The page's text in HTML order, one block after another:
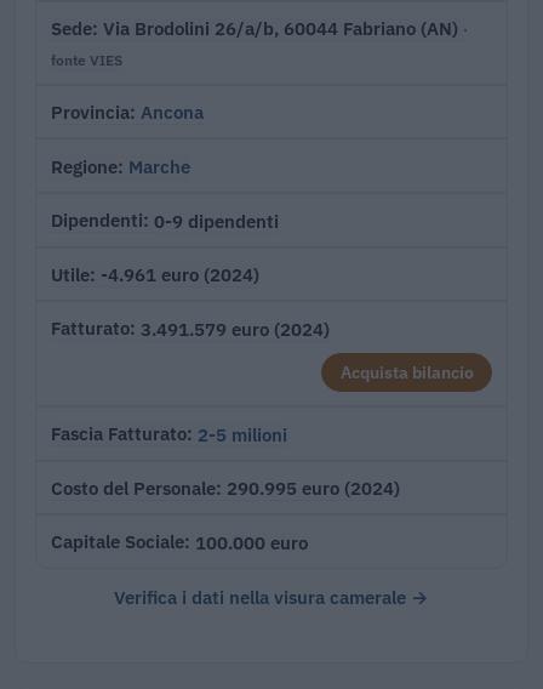
Sede Via Brodolini 26/a/b, 60044 Fabriano (AN) ·
fonte VIES
Provincia Ancona
Regione Marche
Dipendenti 0-9 dipendenti
Utile -4.961 euro (2024)
Fatturato 3.491.579 euro (2024)
Acquista bilancio
Fascia Fatturato 2-5 milioni
Costo del Personale 290.995 euro (2024)
Capitale Sociale 100.000 euro
Verifica i dati nella visura camerale →